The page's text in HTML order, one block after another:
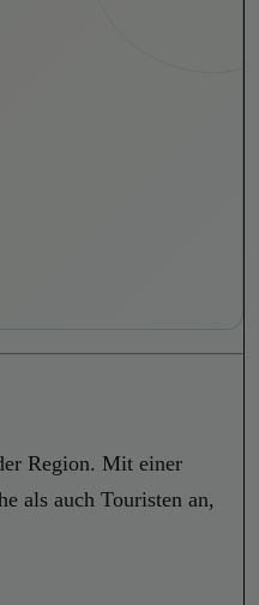
Region. Mit einer
als auch Touristen an,